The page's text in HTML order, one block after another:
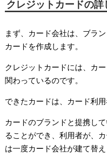
クレジットカードの詳
まず、カード会社は、ブラ
カードを作成します。
クレジットカードには、カ
関わっているのです。
できたカードは、カード利用
カードのブランドと提携し
ることができ、利用者が、
は一度カード会社が建て替え